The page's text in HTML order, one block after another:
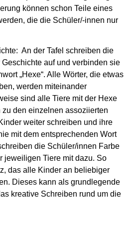
können schon Teile eines
die die Schüler/-innen nur
An der Tafel schreiben die
auf und verbinden sie
„Hexe“. Alle Wörter, die etwas
werden miteinander
sind alle Tiere mit der Hexe
den einzelnen assoziierten
weiter schreiben und ihre
mit dem entsprechenden Wort
die Schüler/innen Farbe
jeweiligen Tiere mit dazu. So
das alle Kinder an beliebiger
Dieses kann als grundlegende
kreative Schreiben rund um die